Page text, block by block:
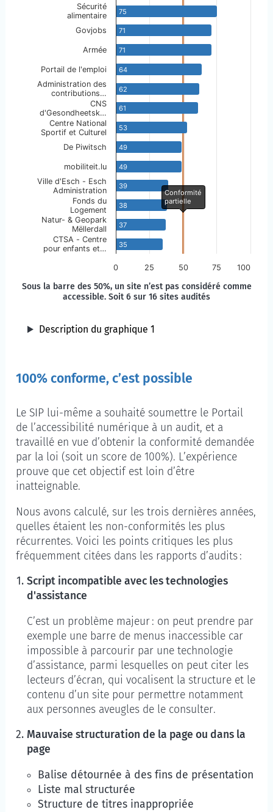
75
71
71
64
62
61
53
49
49
39
38
37
35
Conformité
partielle
0 100
25 50 75
Sécurité
alimentaire
Govjobs
Armée
Portail de l'emploi
Administration des
contributions…
CNS
d'Gesondheetsk…
Centre National
Sportif et Culturel
De Piwitsch
mobiliteit.lu
Ville d'Esch - Esch
Administration
Fonds du
Logement
Natur- & Geopark
Mëllerdall
CTSA - Centre
pour enfants et…
Description du graphique 1
Sous la barre des 50%, un site n’est pas considéré comme
accessible. Soit 6 sur 16 sites audités
100% conforme, c’est possible
Le SIP lui-même a souhaité soumettre le Portail
de l’accessibilité numérique à un audit, et a
travaillé en vue d’obtenir la conformité demandée
par la loi (soit un score de 100%). L’expérience
prouve que cet objectif est loin d’être
inatteignable.
Nous avons calculé, sur les trois dernières années,
quelles étaient les non-conformités les plus
récurrentes. Voici les points critiques les plus
fréquemment citées dans les rapports d’audits :
Script incompatible avec les technologies
d'assistance
C’est un problème majeur : on peut prendre par
exemple une barre de menus inaccessible car
impossible à parcourir par une technologie
d’assistance, parmi lesquelles on peut citer les
lecteurs d’écran, qui vocalisent la structure et le
contenu d’un site pour permettre notamment
aux personnes aveugles de le consulter.
Mauvaise structuration de la page ou dans la
page
Balise détournée à des fins de présentation
Liste mal structurée
Structure de titres inappropriée